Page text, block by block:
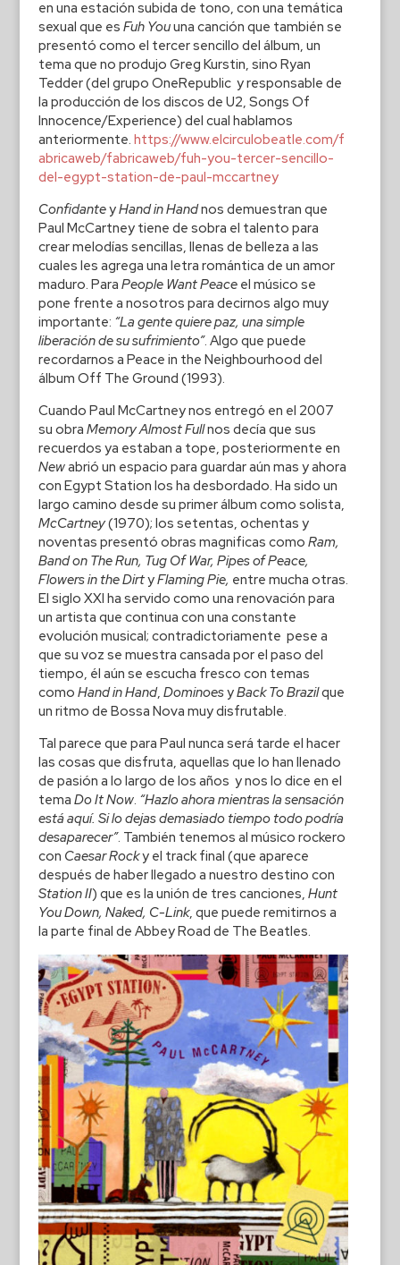
en una estación subida de tono, con una temática
sexual que es Fuh Youuna canción que también se
presentó como el tercer sencillo del álbum, un
tema que no produjo Greg Kurstin, sino Ryan
Tedder (del grupo OneRepublic y responsable de
la producción de los discos de U2, Songs Of
Innocence/Experience) del cual hablamos
anteriormente. https://www.elcirculobeatle.com/f
abricaweb/fabricaweb/fuh-you-tercer-sencillo-
del-egypt-station-de-paul-mccartney
ConfidanteyHand in Handnos demuestran que
Paul McCartney tiene de sobra el talento para
crear melodías sencillas, llenas de belleza a las
cuales les agrega una letra romántica de un amor
maduro. Para People Want Peaceel músico se
pone frente a nosotros para decirnos algo muy
importante: “La gente quiere paz, una simple
liberación de su sufrimiento”. Algo que puede
recordarnos a Peace in the Neighbourhood del
álbum Off The Ground (1993).
Cuando Paul McCartney nos entregó en el 2007
su obra Memory Almost Fullnos decía que sus
recuerdos ya estaban a tope, posteriormente en
Newabrió un espacio para guardar aún mas y ahora
con Egypt Station los ha desbordado. Ha sido un
largo camino desde su primer álbum como solista,
McCartney(1970); los setentas, ochentas y
noventas presentó obras magnificas como Ram,
Band on The Run, Tug Of War, Pipes of Peace,
Flowers in the DirtyFlaming Pie, entre mucha otras.
El siglo XXI ha servido como una renovación para
un artista que continua con una constante
evolución musical; contradictoriamente pese a
que su voz se muestra cansada por el paso del
tiempo, él aún se escucha fresco con temas
como Hand in Hand, DominoesyBack To Brazilque
un ritmo de Bossa Nova muy disfrutable.
Tal parece que para Paul nunca será tarde el hacer
las cosas que disfruta, aquellas que lo han llenado
de pasión a lo largo de los años y nos lo dice en el
tema Do It Now. “Hazlo ahora mientras la sensación
está aquí. Si lo dejas demasiado tiempo todo podría
desaparecer”. También tenemos al músico rockero
con Caesar Rocky el track final (que aparece
después de haber llegado a nuestro destino con
Station II) que es la unión de tres canciones, Hunt
You Down, Naked, C-Link, que puede remitirnos a
la parte final de Abbey Road de The Beatles.